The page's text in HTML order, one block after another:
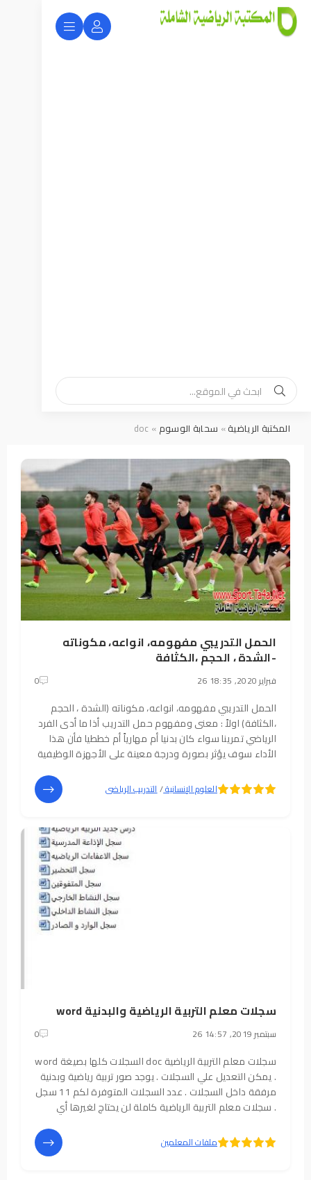
المكتبة الرياضية» سحابة الوسوم » doc
الحمل التدريبي مفهومه، انواعه، مكوناته
-الشدة ، الحجم ،الكثافة
26 فبراير 2020, 18:35 0
الحمل التدريبي مفهومه، انواعه، مكوناته (الشدة ، الحجم
،الكثافة) اولاً : معنى ومفهوم حمل التدريب أذا ما أدى الفرد
الرياضي تمرينا سواء كان بدنيا أم مهارياً أم خططيا فأن هذا
الأداء سوف يؤثر بصورة ودرجة معينة على الأجهزة الوظيفية
الجهاز العضليحيث تزداد
العلوم الإنسانية/التدريب الرياضى
سجلات معلم التربية الرياضية والبدنية word
26 سبتمبر 2019, 14:57 0
سجلات معلم التربية الرياضية doc السجلات كلها بصيغة word
. يمكن التعديل علي السجلات . يوجد صور تربية رياضية وبدنية
مرفقة داخل السجلات . عدد السجلات المتوفرة لكم 11 سجل
. سجلات معلم التربية الرياضية كاملة لن يحتاج لغيرها أي
عليكم هو كتابة البيانات
ملفات المعلمين